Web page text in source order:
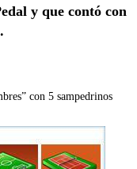
y que contó con
con 5 sampedrinos